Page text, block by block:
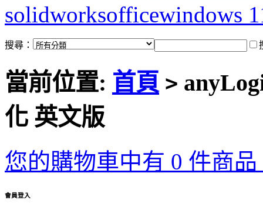
solidworksofficewindows
搜尋：
當前位置: 首頁 >
化 英文版
您的購物車中有 0 件商
會員登入